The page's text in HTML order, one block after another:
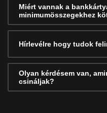
Miért vannak a
minimumösszegekhez
Hírlevélre hogy tudok
Olyan kérdésem van,
csináljak?